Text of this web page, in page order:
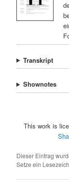
Transkript
Shownotes
This work is
Dieser Eintrag
Setze ein